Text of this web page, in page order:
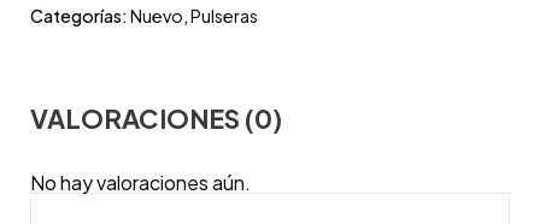
Categorías:Nuevo,Pulseras
VALORACIONES (0)
No hay valoraciones aún.